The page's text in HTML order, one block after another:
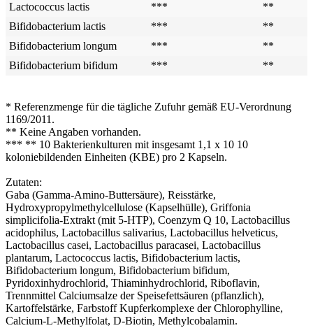
Lactococcus lactis
***
**
Bifidobacterium lactis
***
**
Bifidobacterium longum
***
**
Bifidobacterium bifidum
*** **
* Referenzmenge für die tägliche Zufuhr gemäß EU-Verordnung
1169/2011.
** Keine Angaben vorhanden.
*** ** 10 Bakterienkulturen mit insgesamt 1,1 x 10 10
koloniebildenden Einheiten (KBE) pro 2 Kapseln.
Zutaten:
Gaba (Gamma-Amino-Buttersäure), Reisstärke,
Hydroxypropylmethylcellulose (Kapselhülle), Griffonia
simplicifolia-Extrakt (mit 5-HTP), Coenzym Q 10, Lactobacillus
acidophilus, Lactobacillus salivarius, Lactobacillus helveticus,
Lactobacillus casei, Lactobacillus paracasei, Lactobacillus
plantarum, Lactococcus lactis, Bifidobacterium lactis,
Bifidobacterium longum, Bifidobacterium bifidum,
Pyridoxinhydrochlorid, Thiaminhydrochlorid, Riboflavin,
Trennmittel Calciumsalze der Speisefettsäuren (pflanzlich),
Kartoffelstärke, Farbstoff Kupferkomplexe der Chlorophylline,
Calcium-L-Methylfolat, D-Biotin, Methylcobalamin.